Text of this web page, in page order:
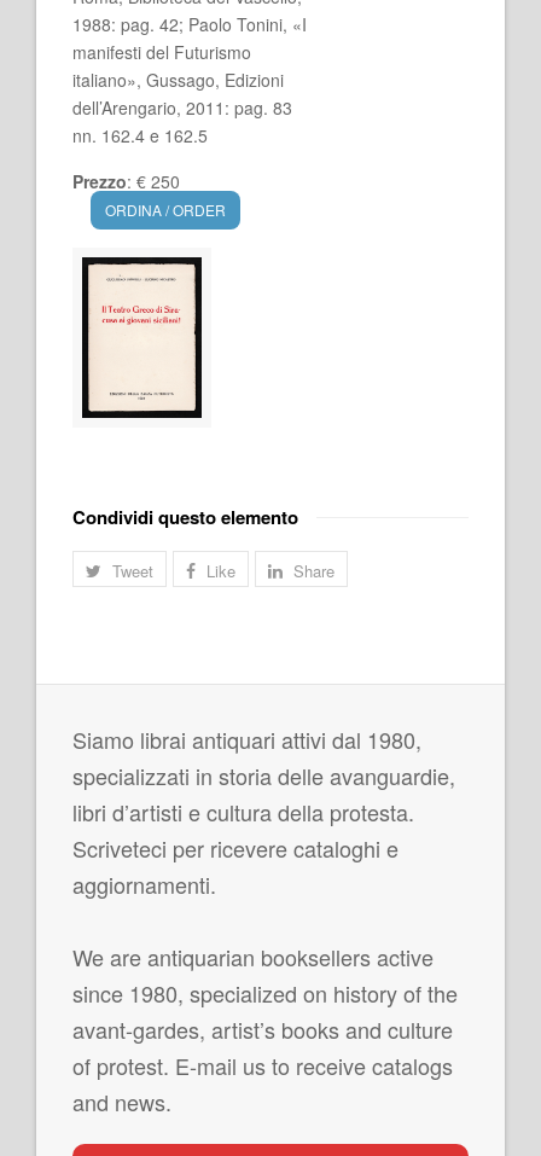
1988: pag. 42; Paolo Tonini, «I
manifesti del Futurismo
italiano», Gussago, Edizioni
dell’Arengario, 2011: pag. 83
nn. 162.4 e 162.5
Prezzo: € 250
ORDINA / ORDER
Condividi questo elemento
Tweet Like Share
Siamo librai antiquari attivi dal 1980,
specializzati in storia delle avanguardie,
libri d’artisti e cultura della protesta.
Scriveteci per ricevere cataloghi e
aggiornamenti.
We are antiquarian booksellers active
since 1980, specialized on history of the
avant-gardes, artist’s books and culture
of protest. E-mail us to receive catalogs
and news.